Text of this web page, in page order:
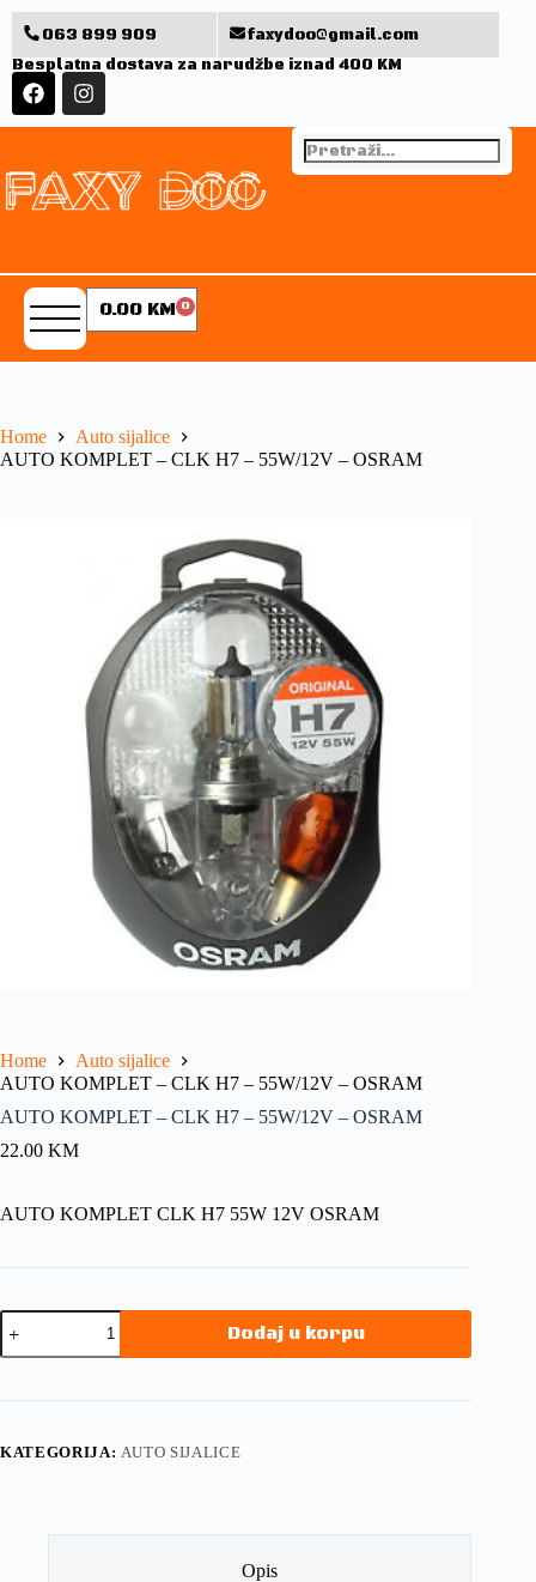
063 899 909
faxydoo@gmail.com
Besplatna dostava za narudžbe iznad 400 KM
0.00 KM 0
Home
Auto sijalice
AUTO KOMPLET – CLK H7 – 55W/12V – OSRAM
Home
Auto sijalice
AUTO KOMPLET – CLK H7 – 55W/12V – OSRAM
AUTO KOMPLET – CLK H7 – 55W/12V – OSRAM
22.00 KM
AUTO KOMPLET CLK H7 55W 12V OSRAM
Dodaj u korpu
KATEGORIJA: AUTO SIJALICE
Opis